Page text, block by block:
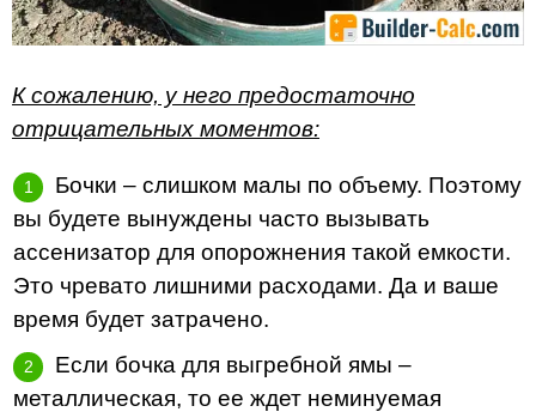
К сожалению, у него предостаточно
отрицательных моментов:
Бочки – слишком малы по объему. Поэтому
вы будете вынуждены часто вызывать
ассенизатор для опорожнения такой емкости.
Это чревато лишними расходами. Да и ваше
время будет затрачено.
Если бочка для выгребной ямы –
металлическая, то ее ждет неминуемая